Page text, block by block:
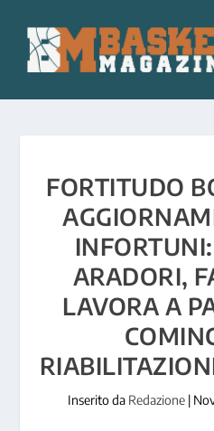
FORTITUDO
ARADORI,
LAVORA A
Inserito da Redazione |